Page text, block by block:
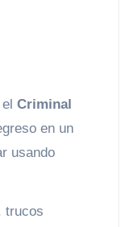
Criminal
en un
usando
trucos